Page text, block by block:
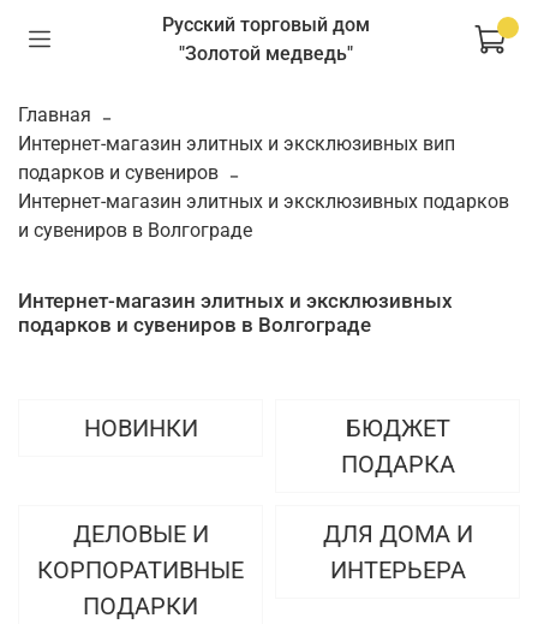
Русский торговый дом
"Золотой медведь"
Главная
Интернет-магазин элитных и эксклюзивных вип
подарков и сувениров
Интернет-магазин элитных и эксклюзивных подарков
и сувениров в Волгограде
Интернет-магазин элитных и эксклюзивных
подарков и сувениров в Волгограде
НОВИНКИ
БЮДЖЕТ
ПОДАРКА
ДЕЛОВЫЕ И
КОРПОРАТИВНЫЕ
ПОДАРКИ
ДЛЯ ДОМА И
ИНТЕРЬЕРА